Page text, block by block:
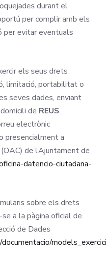
durant el
per complir amb els
per evitar eventuals
els seus drets
limitació, portabilitat o
seves dades, enviant
de REUS
electrònic
presencialment a
de l’Ajuntament de
datencio-ciutadana-
sobre els drets
a la pàgina oficial de
de Dades